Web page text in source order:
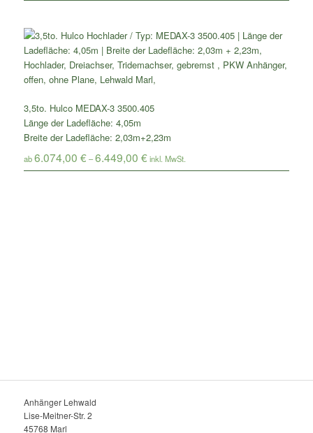
3,5to. Hulco MEDAX-3 3500.405
Länge der Ladefläche: 4,05m
Breite der Ladefläche: 2,03m+2,23m
ab6.074,00€–6.449,00€
Anhänger Lehwald
Lise-Meitner-Str. 2
45768 Marl